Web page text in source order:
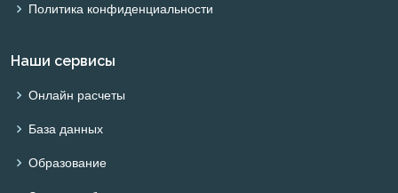
Политика конфиденциальности
Наши сервисы
Онлайн расчеты
База данных
Образование